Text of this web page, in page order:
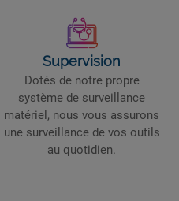
Supervision
Dotés de notre propre
système de surveillance
matériel, nous vous assurons
une surveillance de vos outils
au quotidien.